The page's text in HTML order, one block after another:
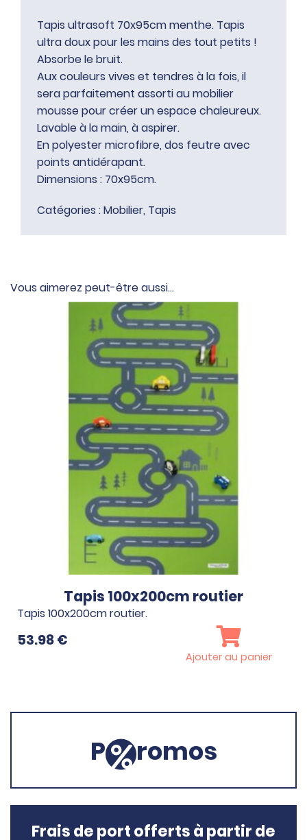
Tapis ultrasoft 70x95cm menthe. Tapis
ultra doux pour les mains des tout petits !
Absorbe le bruit.
Aux couleurs vives et tendres à la fois, il
sera parfaitement assorti au mobilier
mousse pour créer un espace chaleureux.
Lavable à la main, à aspirer.
En polyester microfibre, dos feutre avec
points antidérapant.
Dimensions : 70x95cm.
Catégories :Mobilier, Tapis
Vous aimerez peut-être aussi…
Tapis 100x200cm routier
Tapis 100x200cm routier.
53.98€
Ajouter au panier
P romos
Frais de port offerts à partir de